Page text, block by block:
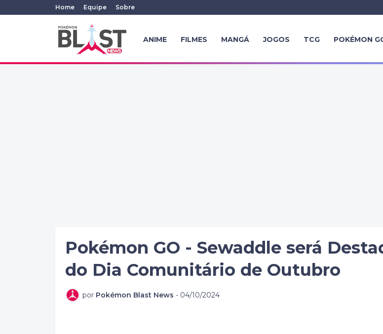
Home Equipe Sobre
ANIME FILMES MANGÁ JOGOS TCG POKÉMON
Pokémon GO - Sewaddle será
do Dia Comunitário de Outubro
por Pokémon Blast News - 04/10/2024